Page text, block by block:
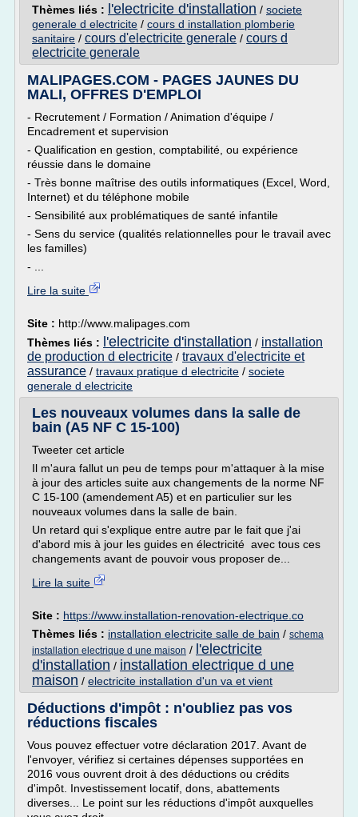
Thèmes liés :
l'electricite d'installation / societe
generale d electricite / cours d installation plomberie
sanitaire / cours d'electricite generale / cours d
electricite generale
MALIPAGES.COM - PAGES JAUNES DU
MALI, OFFRES D'EMPLOI
- Recrutement / Formation / Animation d'équipe /
Encadrement et supervision
- Qualification en gestion, comptabilité, ou expérience
réussie dans le domaine
- Très bonne maîtrise des outils informatiques (Excel, Word,
Internet) et du téléphone mobile
- Sensibilité aux problématiques de santé infantile
- Sens du service (qualités relationnelles pour le travail avec
les familles)
- ...
Lire la suite
Site : http://www.malipages.com
Thèmes liés :
l'electricite d'installation / installation
de production d electricite / travaux d'electricite et
assurance / travaux pratique d electricite / societe
generale d electricite
Les nouveaux volumes dans la salle de
bain (A5 NF C 15-100)
Tweeter cet article
Il m'aura fallut un peu de temps pour m'attaquer à la mise
à jour des articles suite aux changements de la norme NF
C 15-100 (amendement A5) et en particulier sur les
nouveaux volumes dans la salle de bain.
Un retard qui s'explique entre autre par le fait que j'ai
d'abord mis à jour les guides en électricité avec tous ces
changements avant de pouvoir vous proposer de...
Lire la suite
Site : https://www.installation-renovation-electrique.co
Thèmes liés : installation electricite salle de bain / schema
installation electrique d une maison / l'electricite
d'installation / installation electrique d une
maison / electricite installation d'un va et vient
Déductions d'impôt : n'oubliez pas vos
réductions fiscales
Vous pouvez effectuer votre déclaration 2017. Avant de
l'envoyer, vérifiez si certaines dépenses supportées en
2016 vous ouvrent droit à des déductions ou crédits
d'impôt. Investissement locatif, dons, abattements
diverses... Le point sur les réductions d'impôt auxquelles